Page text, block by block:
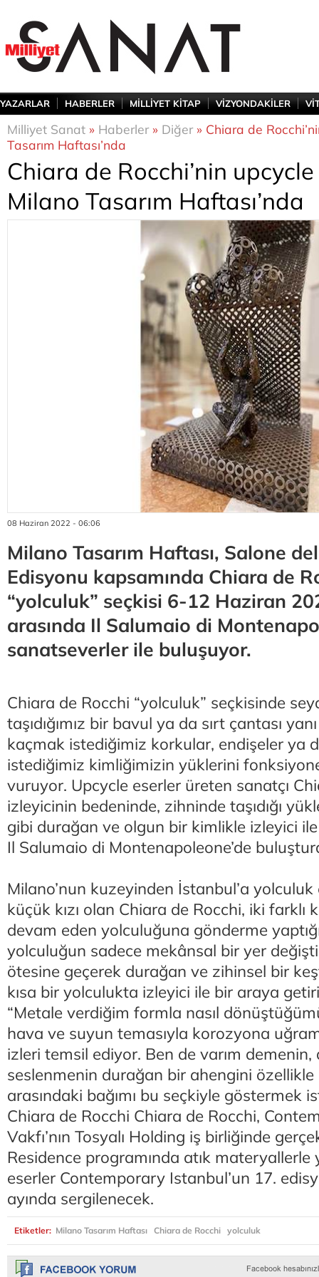
YAZARLAR HABERLER MİLLİYET KİTAP VİZYONDAKİLER
Milliyet Sanat » Haberler» Diğer» Chiara de
Tasarım Haftası’nda
Chiara de Rocchi’nin
Milano Tasarım Haftası’nda
08 Haziran 2022 - 06:06
Milano Tasarım Haftası, Salone
Edisyonu kapsamında Chiara de
“yolculuk” seçkisi 6-12 Haziran
arasında Il Salumaio di
sanatseverler ile buluşuyor.
Chiara de Rocchi “yolculuk” seçkisinde
taşıdığımız bir bavul ya da sırt çantası
kaçmak istediğimiz korkular, endişeler ya
istediğimiz kimliğimizin yüklerini
vuruyor. Upcycle eserler üreten sanatçı
izleyicinin bedeninde, zihninde taşıdığı
gibi durağan ve olgun bir kimlikle izleyici
Il Salumaio di Montenapoleone’de
Milano’nun kuzeyinden İstanbul’a
küçük kızı olan Chiara de Rocchi, iki farklı
devam eden yolculuğuna gönderme
yolculuğun sadece mekânsal bir yer
ötesine geçerek durağan ve zihinsel bir
kısa bir yolculukta izleyici ile bir araya
“Metale verdiğim formla nasıl
hava ve suyun temasıyla korozyona
izleri temsil ediyor. Ben de varım
seslenmenin durağan bir ahengini
arasındaki bağımı bu seçkiyle göstermek
Chiara de Rocchi Chiara de Rocchi,
Vakfı’nın Tosyalı Holding iş birliğinde
Residence programında atık
eserler Contemporary Istanbul’un 17.
ayında sergilenecek.
Etiketler: Milano Tasarım Haftası Chiara de Rocchi yolculuk